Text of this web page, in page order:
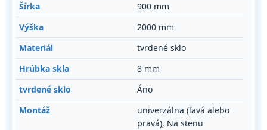
Šírka
900 mm
Výška
2000 mm
Materiál
tvrdené sklo
Hrúbka skla
8 mm
tvrdené sklo
Áno
Montáž
univerzálna (ľavá alebo
pravá), Na stenu